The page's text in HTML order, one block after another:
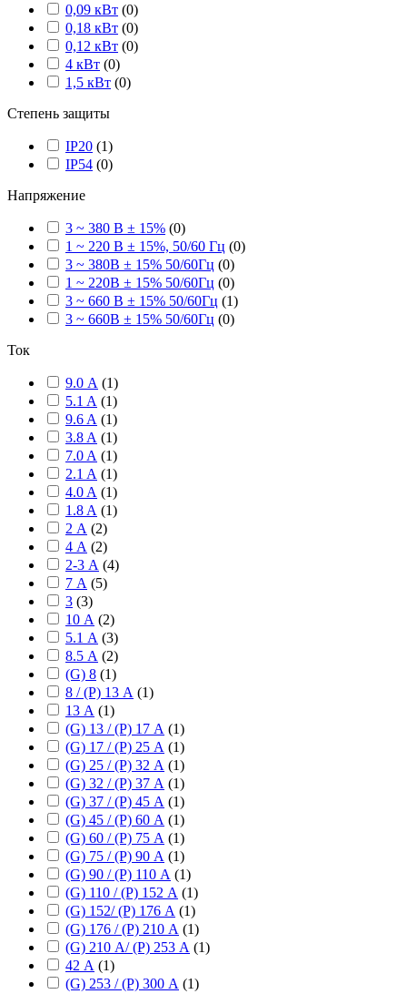
0,09 кВт (0)
0,18 кВт (0)
0,12 кВт (0)
4 кВт (0)
1,5 кВт (0)
Степень защиты
IP20 (1)
IP54 (0)
Напряжение
3 ~ 380 В ± 15% (0)
1 ~ 220 В ± 15%, 50/60 Гц (0)
3 ~ 380В ± 15% 50/60Гц (0)
1 ~ 220В ± 15% 50/60Гц (0)
3 ~ 660 В ± 15% 50/60Гц (1)
3 ~ 660В ± 15% 50/60Гц (0)
Ток
9.0 А (1)
5.1 A (1)
9.6 A (1)
3.8 A (1)
7.0 A (1)
2.1 A (1)
4.0 A (1)
1.8 A (1)
2 А (2)
4 А (2)
2-3 А (4)
7 А (5)
3 (3)
10 А (2)
5.1 А (3)
8.5 А (2)
(G) 8 (1)
8 / (P) 13 А (1)
13 А (1)
(G) 13 / (P) 17 А (1)
(G) 17 / (P) 25 А (1)
(G) 25 / (P) 32 А (1)
(G) 32 / (P) 37 А (1)
(G) 37 / (P) 45 А (1)
(G) 45 / (P) 60 А (1)
(G) 60 / (P) 75 А (1)
(G) 75 / (P) 90 А (1)
(G) 90 / (P) 110 А (1)
(G) 110 / (P) 152 А (1)
(G) 152/ (P) 176 А (1)
(G) 176 / (P) 210 А (1)
(G) 210 А/ (P) 253 А (1)
42 А (1)
(G) 253 / (P) 300 А (1)